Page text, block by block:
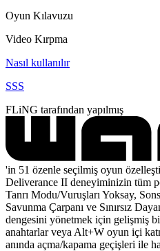
Oyun Kılavuzu
Video Kırpma
Nasıl kullanılır
SSS
FLiNG tarafından yapılmış
'in 51 özenle seçilmiş oyun
Deliverance II deneyiminizin tüm
Tanrı Modu/Vuruşları Yoksay,
Savunma Çarpanı ve Sınırsız
dengesini yönetmek için gelişmiş
anahtarlar veya Alt+W oyun içi
anında açma/kapama geçişleri ile